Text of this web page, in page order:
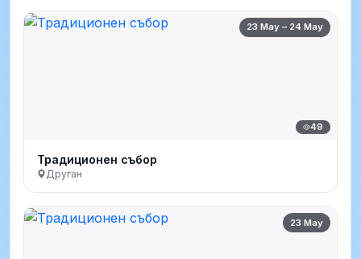
23 May – 24 May
49
Традиционен събор
Друган
23 May